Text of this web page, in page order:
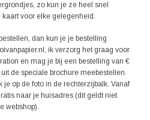
zo kun je ze heel snel
voor elke gelegenheid.
dan kun je je bestelling
ik verzorg het graag voor
en mag je bij een bestelling van €
de speciale brochure meebestellen.
op de foto in de rechterzijbalk. Vanaf
naar je huisadres (dit geldt niet
webshop).